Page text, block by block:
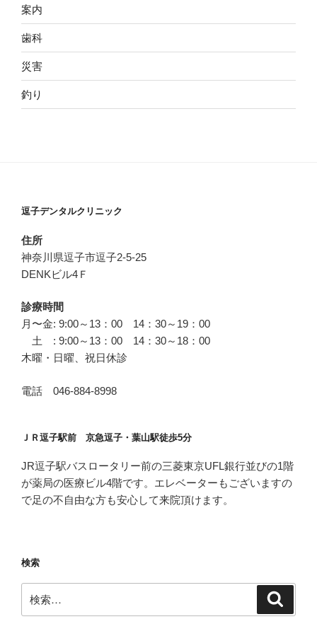
案内
歯科
災害
釣り
逗子デンタルクリニック
住所
神奈川県逗子市逗子2-5-25
DENKビル4Ｆ
診療時間
月〜金: 9:00～13：00 14：30～19：00
土 : 9:00～13：00 14：30～18：00
木曜・日曜、祝日休診
電話 046-884-8998
ＪＲ逗子駅前 京急逗子・葉山駅徒歩5分
JR逗子駅バスロータリー前の三菱東京UFL銀行並びの1階
が薬局の医療ビル4階です。エレベーターもございますの
で足の不自由な方も安心して来院頂けます。
検索
索: